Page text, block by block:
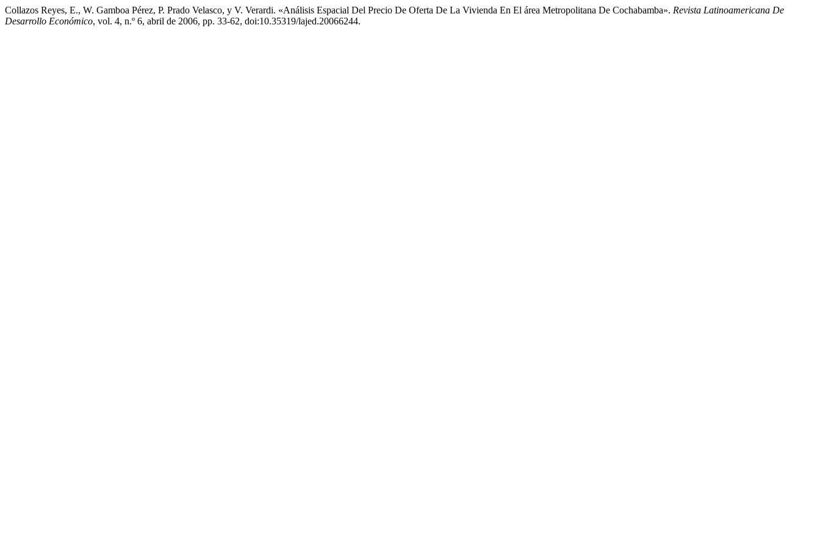
Collazos Reyes, E., W. Gamboa Pérez, P. Prado Velasco, y V. Verardi. «Análisis Espacial Del Precio De Oferta De La Vivienda En El área Metropolitana De Cochabamba». Revista Latinoamericana De
Desarrollo Económico, vol. 4, n.º 6, abril de 2006, pp. 33-62, doi:10.35319/lajed.20066244.